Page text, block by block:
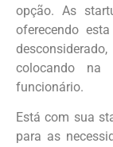
opção. As
oferecendo
colocando
funcionário.
Está com sua
para as